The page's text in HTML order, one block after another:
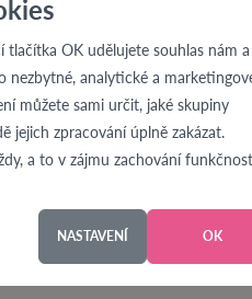
OK udělujete souhlas nám a
nezbytné, analytické a
můžete sami určit, jaké skupiny
jejich zpracování úplně zakázat.
a to v zájmu zachování
NASTAVENÍ OK
250g/m